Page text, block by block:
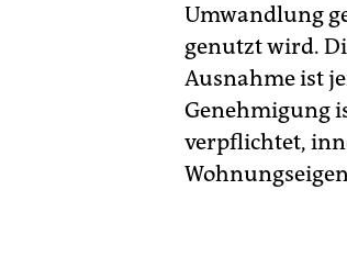
Umwandlung
genutzt wird.
Ausnahme ist
Genehmigung
verpflichtet,